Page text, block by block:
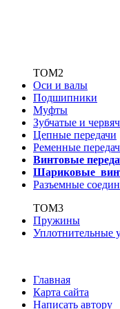
ТОМ2
Оси и валы
Подшипники
Муфты
Зубчатые и
Цепные передачи
Ременные
Винтовые
Шариковые
Разъемные
ТОМ3
Пружины
Уплотнительные
Главная
Карта сайта
Написать автору